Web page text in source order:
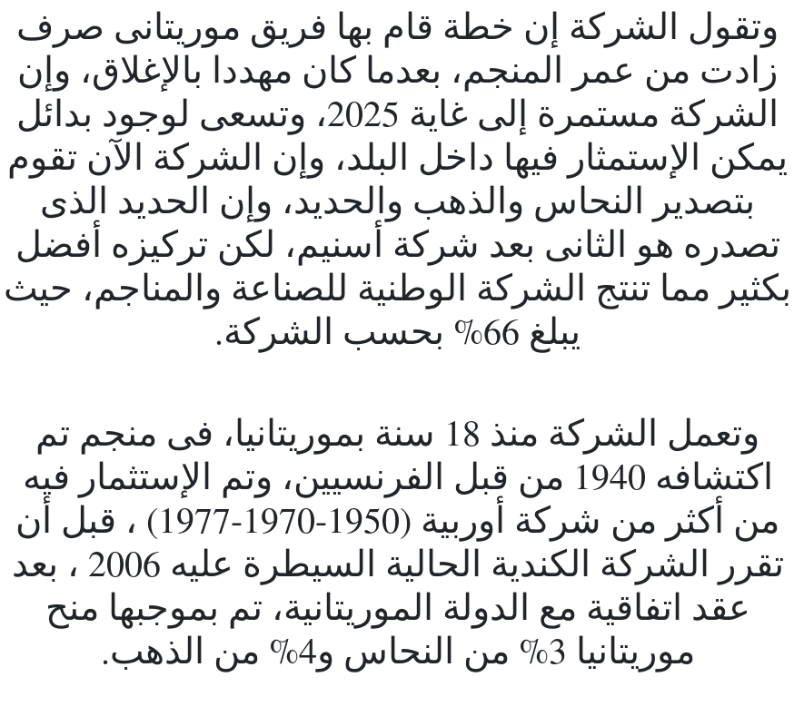
وتقول الشركة إن خطة قام بها فريق موريتانى صرف
زادت من عمر المنجم، بعدما كان مهددا بالإغلاق، وإن
الشركة مستمرة إلى غاية 2025، وتسعى لوجود بدائل
يمكن الإستمثار فيها داخل البلد، وإن الشركة الآن تقوم
بتصدير النحاس والذهب والحديد، وإن الحديد الذى
تصدره هو الثانى بعد شركة أسنيم، لكن تركيزه أفضل
بكثير مما تنتج الشركة الوطنية للصناعة والمناجم، حيث
يبلغ 66% بحسب الشركة.
وتعمل الشركة منذ 18 سنة بموريتانيا، فى منجم تم
اكتشافه 1940 من قبل الفرنسيين، وتم الإستثمار فيه
من أكثر من شركة أوربية (1950-1970-1977) ، قبل أن
تقرر الشركة الكندية الحالية السيطرة عليه 2006 ، بعد
عقد اتفاقية مع الدولة الموريتانية، تم بموجبها منح
موريتانيا 3% من النحاس و4% من الذهب.